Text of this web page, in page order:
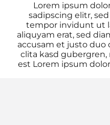
Lorem ipsum
sadipscing elitr,
tempor invidunt ut
aliquyam erat, sed
accusam et justo duo
clita kasd gubergren,
est Lorem ipsum